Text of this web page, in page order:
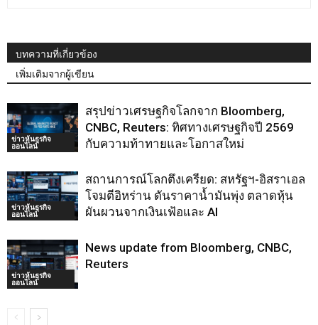
บทความที่เกี่ยวข้อง
เพิ่มเติมจากผู้เขียน
ข่าวหุ้นธุรกิจ
ออนไลน์
สรุปข่าวเศรษฐกิจโลกจาก Bloomberg,
CNBC, Reuters: ทิศทางเศรษฐกิจปี 2569
กับความท้าทายและโอกาสใหม่
ข่าวหุ้นธุรกิจ
ออนไลน์
สถานการณ์โลกตึงเครียด: สหรัฐฯ-อิสราเอล
โจมตีอิหร่าน ดันราคาน้ำมันพุ่ง ตลาดหุ้น
ผันผวนจากเงินเฟ้อและ AI
ข่าวหุ้นธุรกิจ
ออนไลน์
News update from Bloomberg, CNBC,
Reuters